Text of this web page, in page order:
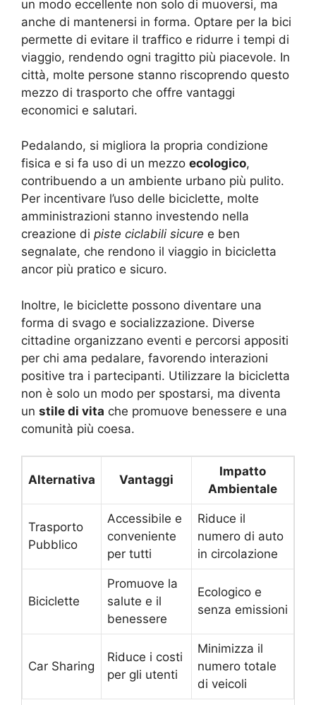
un modo eccellente non solo di muoversi, ma
anche di mantenersi in forma. Optare per la bici
permette di evitare il traffico e ridurre i tempi di
viaggio, rendendo ogni tragitto più piacevole. In
città, molte persone stanno riscoprendo questo
mezzo di trasporto che offre vantaggi
economici e salutari.
Pedalando, si migliora la propria condizione
fisica e si fa uso di un mezzo ecologico,
contribuendo a un ambiente urbano più pulito.
Per incentivare l’uso delle biciclette, molte
amministrazioni stanno investendo nella
creazione di piste ciclabili sicure e ben
segnalate, che rendono il viaggio in bicicletta
ancor più pratico e sicuro.
Inoltre, le biciclette possono diventare una
forma di svago e socializzazione. Diverse
cittadine organizzano eventi e percorsi appositi
per chi ama pedalare, favorendo interazioni
positive tra i partecipanti. Utilizzare la bicicletta
non è solo un modo per spostarsi, ma diventa
un stile di vita che promuove benessere e una
comunità più coesa.
Alternativa Vantaggi
Impatto
Ambientale
Trasporto
Pubblico
Accessibile e
conveniente
per tutti
Riduce il
numero di auto
in circolazione
Biciclette
Promuove la
salute e il
benessere
Ecologico e
senza emissioni
Car Sharing
Riduce i costi
per gli utenti
Minimizza il
numero totale
di veicoli